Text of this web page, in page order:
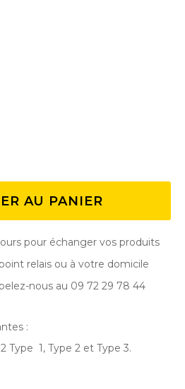
AU PANIER
pour échanger vos produits
relais ou à votre domicile
nous au 09 72 29 78 44
:
Type 1, Type 2 et Type 3.